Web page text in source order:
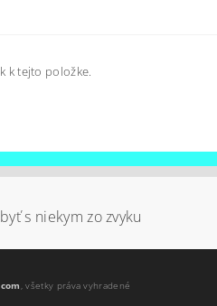
k tejto položke.
s niekym zo zvyku
, všetky práva vyhradené